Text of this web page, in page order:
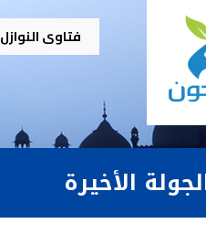
فتاوى النوازل
الأخيرة